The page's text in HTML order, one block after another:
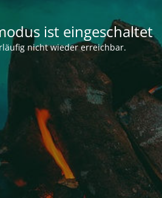
ist eingeschaltet
nicht wieder erreichbar.